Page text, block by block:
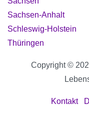
Sachsen-Anhalt
Schleswig-Holstein
Thüringen
Copyright ©
Kontakt